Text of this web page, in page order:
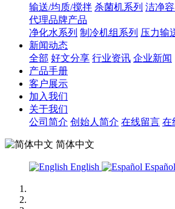
输送/均质/搅拌 杀菌机系列 洁净
代理品牌产品
净化水系列 制冷机组系列 压力输
新闻动态
全部 好文分享 行业资讯 企业新闻
产品手册
客户展示
加入我们
关于我们
公司简介 创始人简介 在线留言 在
简体中文
English Español